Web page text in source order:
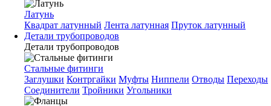
Латунь
Квадрат латунный Лента латунная Пруток латунный
Детали трубопроводов
Детали трубопроводов
Стальные фитинги
Заглушки Контргайки Муфты Ниппели Отводы Переходы
Соединители Тройники Угольники